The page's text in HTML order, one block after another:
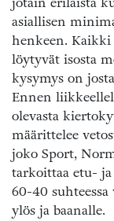
asiallisen
henkeen.
löytyvät isosta
kysymys on
Ennen
olevasta
määrittelee
joko Sport,
tarkoittaa etu-
60-40
ylös ja baanalle.